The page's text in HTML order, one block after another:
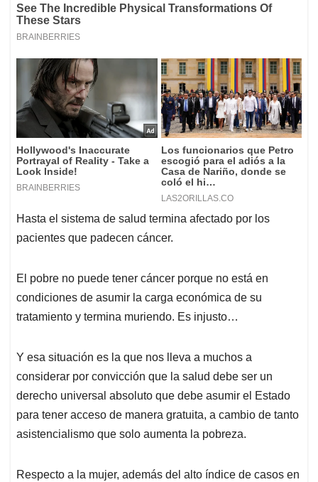
Hasta el sistema de salud termina afectado por los
pacientes que padecen cáncer.
El pobre no puede tener cáncer porque no está en
condiciones de asumir la carga económica de su
tratamiento y termina muriendo. Es injusto…
Y esa situación es la que nos lleva a muchos a
considerar por convicción que la salud debe ser un
derecho universal absoluto que debe asumir el Estado
para tener acceso de manera gratuita, a cambio de tanto
asistencialismo que solo aumenta la pobreza.
Respecto a la mujer, además del alto índice de casos en